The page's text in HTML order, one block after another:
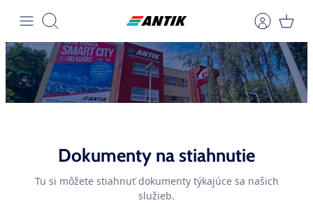
content
Search
View page
Dokumenty na stiahnutie
Tu si môžete stiahnuť dokumenty týkajúce sa našich
služieb.